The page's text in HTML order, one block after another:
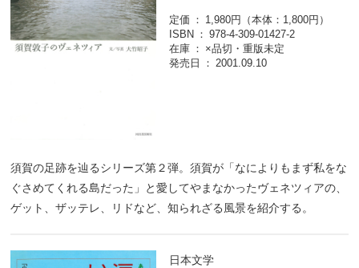
定価
1,980円（本体：1,800円）
ISBN
978-4-309-01427-2
在庫
×品切・重版未定
発売日
2001.09.10
須賀の足跡を辿るシリーズ第２弾。須賀が「なによりもまず私をな
ぐさめてくれる島だった」と愛してやまなかったヴェネツィアの、
ゲット、ザッテレ、リドなど、知られざる風景を紹介する。
日本文学